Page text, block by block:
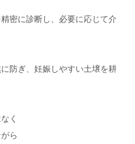
密に診断し、必要に応じて介
防ぎ、妊娠しやすい土壌を耕
く
ら